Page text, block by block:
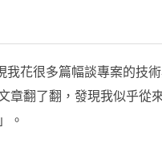
我花很多篇幅談專案的技
章翻了翻，發現我似乎從
。